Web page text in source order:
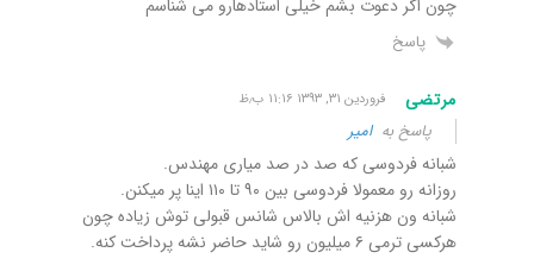
چون اگر دعوت بشم خیلی استادهارو می شناسم
پاسخ
مرتضی فروردین ۳۱, ۱۳۹۳ ۱۱:۱۶ ب٫ظ
پاسخ بهامیر
شبانه فردوسی که صد در صد میاری مهندس.
روزانه رو معمولا فردوسی بین ۹۰ تا ۱۱۰ اینا پر میکنن.
شبانه ون هزنیه اش بالاس شانس قبولی توش زیاده چون
هرکسی ترمی ۶ میلیون رو شاید حاضر نشه پرداخت کنه.